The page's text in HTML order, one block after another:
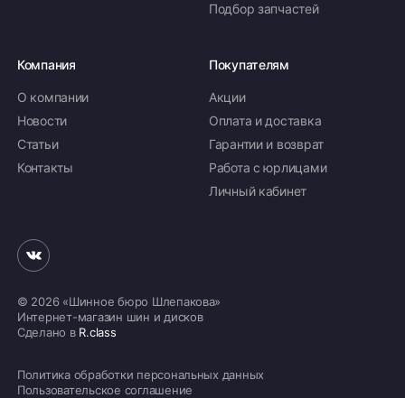
Подбор запчастей
Компания
О компании
Новости
Статьи
Контакты
Покупателям
Акции
Оплата и доставка
Гарантии и возврат
Работа с юрлицами
Личный кабинет
© 2026 «Шинное бюро Шлепакова»
Интернет-магазин шин и дисков
Сделано в R.class
Политика обработки персональных данных
Пользовательское соглашение